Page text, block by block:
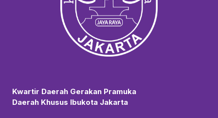
Kwartir Daerah Gerakan Pramuka
Daerah Khusus Ibukota Jakarta